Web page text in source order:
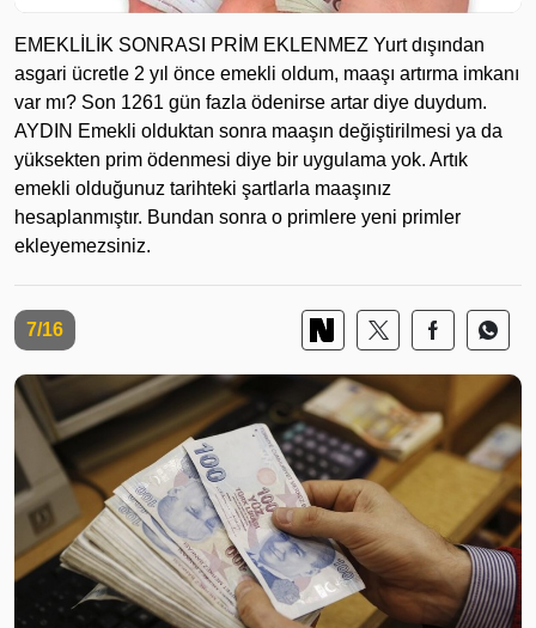
EMEKLİLİK SONRASI PRİM EKLENMEZ Yurt dışından
asgari ücretle 2 yıl önce emekli oldum, maaşı artırma imkanı
var mı? Son 1261 gün fazla ödenirse artar diye duydum.
AYDIN Emekli olduktan sonra maaşın değiştirilmesi ya da
yüksekten prim ödenmesi diye bir uygulama yok. Artık
emekli olduğunuz tarihteki şartlarla maaşınız
hesaplanmıştır. Bundan sonra o primlere yeni primler
ekleyemezsiniz.
7/16